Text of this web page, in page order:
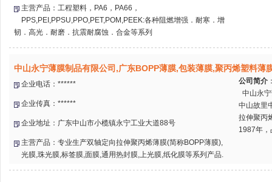
主营产品：工程塑料，PA6，PA66，
PPS,PEI,PPSU,PPO,PET,POM,PEEK:各种阻燃增强．耐寒．增
韧．高光．耐磨．抗震耐腐蚀．合金等系列
中山永宁薄膜制品有限公司,广东BOPP薄膜,包装薄膜,聚丙烯塑料薄
企业电话：******
企业传真：******
企业地址：广东中山市小榄镇永宁工业大道88号
主营产品：专业生产双轴定向拉伸聚丙烯薄膜(简称BOPP薄膜),
光膜,珠光膜,标签膜,面膜,通用热封膜,上光膜,纸化膜等系列产品.
公司简介
中山永
中山故里
拉伸聚丙
1987年，